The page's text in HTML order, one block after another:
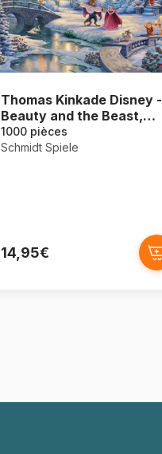
Thomas Kinkade Disney -
Beauty and the Beast,
Magical Winter Evening
1000 pièces
Schmidt Spiele
14,95€